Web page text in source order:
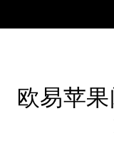
欧易苹